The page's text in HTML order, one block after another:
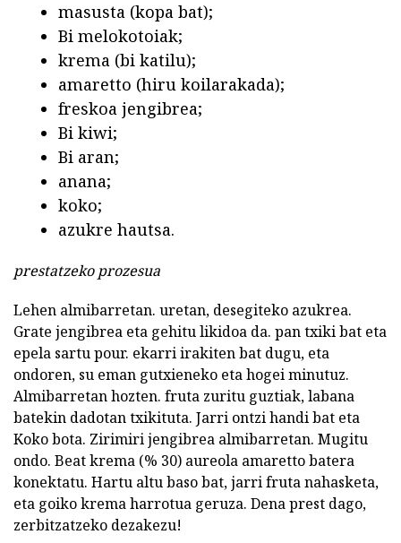
masusta (kopa bat);
Bi melokotoiak;
krema (bi katilu);
amaretto (hiru koilarakada);
freskoa jengibrea;
Bi kiwi;
Bi aran;
anana;
koko;
azukre hautsa.
prestatzeko prozesua
Lehen almibarretan. uretan, desegiteko azukrea.
Grate jengibrea eta gehitu likidoa da. pan txiki bat eta
epela sartu pour. ekarri irakiten bat dugu, eta
ondoren, su eman gutxieneko eta hogei minutuz.
Almibarretan hozten. fruta zuritu guztiak, labana
batekin dadotan txikituta. Jarri ontzi handi bat eta
Koko bota. Zirimiri jengibrea almibarretan. Mugitu
ondo. Beat krema (% 30) aureola amaretto batera
konektatu. Hartu altu baso bat, jarri fruta nahasketa,
eta goiko krema harrotua geruza. Dena prest dago,
zerbitzatzeko dezakezu!